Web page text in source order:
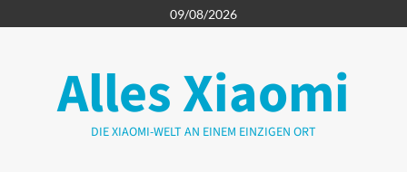
Inhalt
09/08/2026
Alles Xiaomi
DIE XIAOMI-WELT AN EINEM EINZIGEN ORT